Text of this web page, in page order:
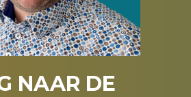
NAAR DE